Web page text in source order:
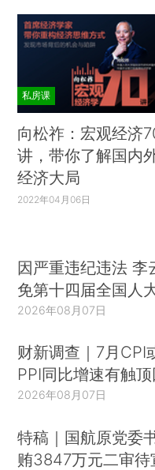
私房课
向松祚：宏观经济
讲，带你了解国内
经济大局
2022年04月06日
因严重违纪违法 李
免第十四届全国人
2026年08月07日
财新调查｜7月CPI
PPI同比增速有触
2026年08月07日
特稿｜国航原党委
贿3847万元二审待